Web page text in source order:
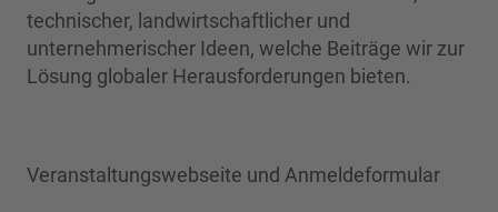
technischer, landwirtschaftlicher und
unternehmerischer Ideen, welche Beiträge wir zur
Lösung globaler Herausforderungen bieten.
Veranstaltungswebseite und Anmeldeformular